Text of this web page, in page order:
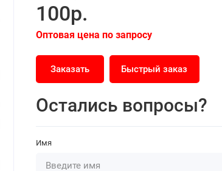
100р.
Оптовая цена по запросу
Заказать Быстрый заказ
Остались вопросы?
Имя